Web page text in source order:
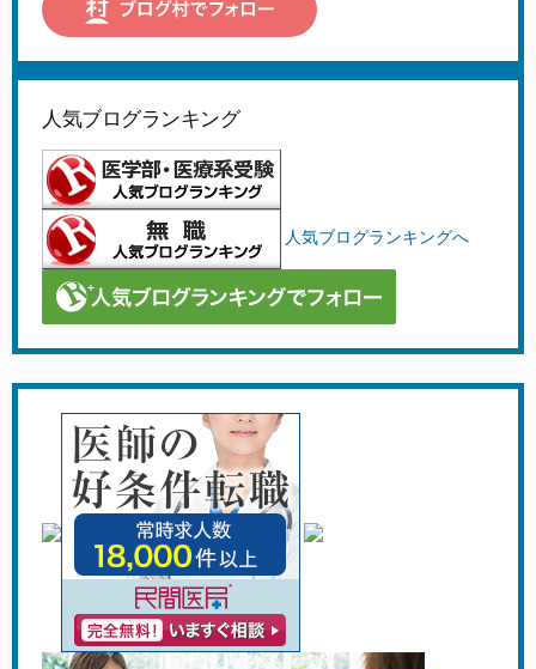
人気ブログランキング
人気ブログランキングへ